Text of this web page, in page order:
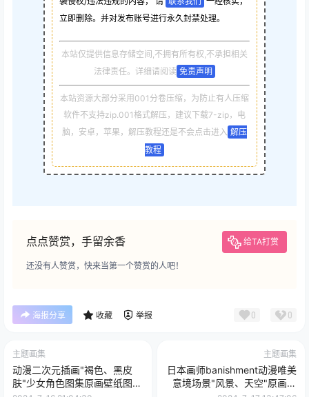
立即删除。并对发布账号进行永久封禁处理。
本站仅提供信息存储空间,不拥有所有权,不承担相关
法律责任。详细请阅读 免责声明
本站资源大部分采用001分卷压缩，为防止有人压缩
软件不支持zip.001格式解压，建议下载7-zip，电
脑，安卓，苹果，解压教程还是不会点击进入 解压
教程
点点赞赏，手留余香 给TA打赏
还没有人赞赏，快来当第一个赞赏的人吧！
海报分享 收藏 举报 0 0
主题画集
动漫二次元插画"褐色、黑皮
肤"少女角色图集原画壁纸图片
主题画集
日本画师banishment动漫唯美
意境场景"风景、天空"原画壁